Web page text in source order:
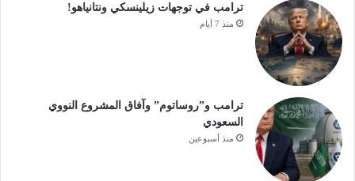
ترامب في توجهات زيلينسكي ونتانياهو!
منذ 7 أيام
ترامب و”روساتوم” وآفاق المشروع النووي
السعودي
منذ أسبوعين